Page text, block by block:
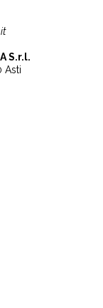
S.r.l.
Asti